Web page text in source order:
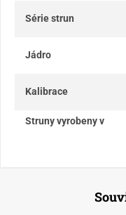
Série strun
Jádro
Kalibrace
Struny vyrobeny v